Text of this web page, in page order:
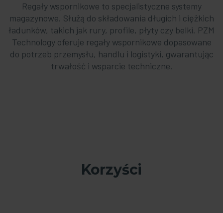
Regały wspornikowe to specjalistyczne systemy
magazynowe. Służą do składowania długich i ciężkich
ładunków, takich jak rury, profile, płyty czy belki. PZM
Technology oferuje regały wspornikowe dopasowane
do potrzeb przemysłu, handlu i logistyki, gwarantując
trwałość i wsparcie techniczne.
Korzyści